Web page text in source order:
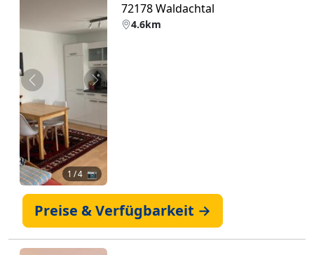
Zurück Weiter
1 / 4 📷
72178 Waldachtal
4.6km
Preise & Verfügbarkeit →